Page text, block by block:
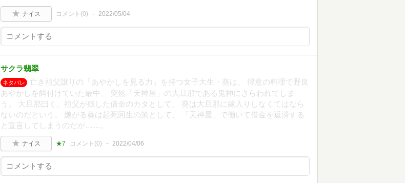
ナイス コメント(0) 2022/05/04
サクラ翡翠
ネタバレ
亡き祖父譲りの「あやかしを見る力」を持つ女子大生・葵は、 得意の料理で野良
あやかしを餌付けていた最中、 突然「天神屋」の大旦那である鬼神にさらわれてしま
う。 大旦那曰く、祖父が残した借金のカタとして、 葵は大旦那に嫁入りしなくてはなら
ないのだという。 嫌がる葵は起死回生の策として、 「天神屋」で働いて借金を返済する
と宣言してしまうのだが……。
ナイス ★7 コメント(0) 2022/04/06